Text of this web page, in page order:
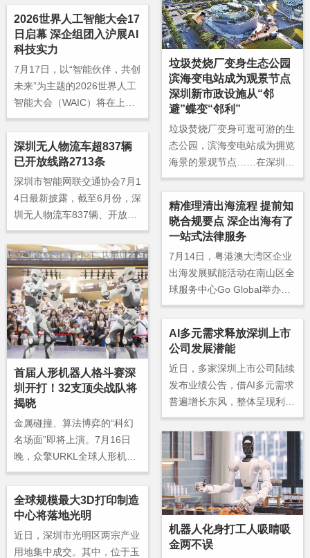
控。
名技能青年同台竞技。
垃圾焚烧厂变身生态公园
滨海变电站成为观景节点
深圳新市政设施从“邻
避”蝶变“邻利”
垃圾焚烧厂变身可逛可游的生
态公园，滨海变电站成为拥览
海景的景观节点……在深圳，
一批兼具生态价值、民生价
相继建成投用，实现市政设施
从“邻避”走向“邻利”的深度蝶
变。
2026世界人工智能大会17
日启幕 深企组团入沪展AI
科技实力
7月17日，以“智能伙伴，共创
未来”为主题的2026世界人工
智能大会（WAIC）将在上海
启幕。
深圳无人物流车超837辆
已开放线路2713条
深圳市智能网联交通协会7月1
4日最新披露，截至6月份，深
圳无人物流车837辆、开放线
路2713条。6月单月完成无人
配送316万单，环比增长1
2%，综合节约成本约308万
元。依据“月报”数据简单计
算，1—6月，全市无人物流车
累计配送约1640万单，实现
商业化价值近1.38亿元。
精准理清出海流程 提前知
晓合规要点 深企出海有了
一站式法律服务
7月14日，粤港澳大湾区企业
出海发展赋能活动在南山区全
球服务中心Go Global举办，
深圳市企业出海法律服务和查
外法律服务中心也正式成立。
记者获悉，深圳市企业出海法
律服务和查明中心已在市内外
共成立8个分中心，构建起“市
级枢纽+各区联络站”的涉外法
律服务网络。
首届人形机器人格斗赛深
圳开打！32支顶尖战队将
揭晓
金属碰撞、算法博弈的“科幻
名场面”即将上演。7月16日
晚，众擎URKL全球人形机器
人自由格斗联赛揭幕赛，将在
AI多元需求释放深圳上市
公司发展潜能
近日，多家深圳上市公司陆续
发布业绩公告，借AI多元需求
普遍增长东风，整体呈现利润
猛增态势。
机器人化身打工人吸睛吸
金两不误
全球规模最大3D打印制造
中心将落地光明
近日，深圳市光明区两宗产业
用地集中成交。其中，位于玉